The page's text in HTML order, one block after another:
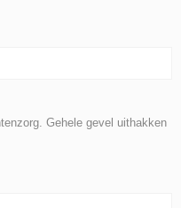
Gehele gevel uithakken